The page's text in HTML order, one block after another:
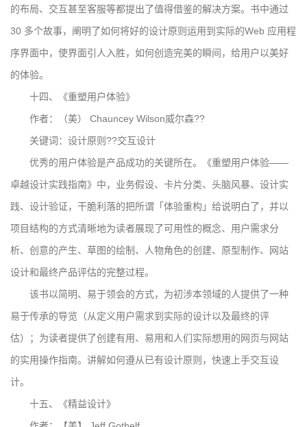
的布局、交互甚至客服等都提出了值得借鉴的解决方案。书中通过
30 多个故事，阐明了如何将好的设计原则运用到实际的Web 应用程
序界面中，使界面引人入胜，如何创造完美的瞬间，给用户以美好
的体验。
十四、《重塑用户体验》
作者：（美） Chauncey Wilson威尔森??
关键词：设计原则??交互设计
优秀的用户体验是产品成功的关键所在。《重塑用户体验——
卓越设计实践指南》中，业务假设、卡片分类、头脑风暴、设计实
践、设计验证，干脆利落的把所谓「体验重构」给说明白了，并以
项目结构的方式清晰地为读者展现了可用性的概念、用户需求分
析、创意的产生、草图的绘制、人物角色的创建、原型制作、网站
设计和最终产品评估的完整过程。
该书以简明、易于领会的方式，为初涉本领域的人提供了一种
易于传承的导览（从定义用户需求到实际的设计以及最终的评
估）；为读者提供了创建有用、易用和人们实际想用的网页与网站
的实用操作指南。讲解如何遵从已有设计原则，快速上手交互设
计。
十五、《精益设计》